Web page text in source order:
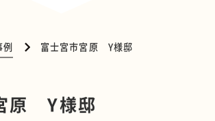
例 富士宮市宮原 Y様邸
原 Y様邸